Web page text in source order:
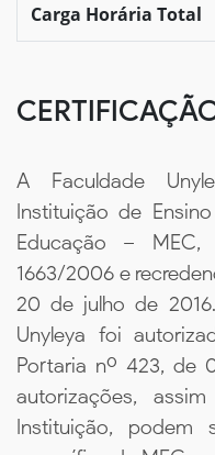
Carga Horária Total
A Faculdade
Instituição de
Educação –
1663/2006 e
20 de julho de
Unyleya foi
Portaria nº 423, de
autorizações,
Instituição, podem